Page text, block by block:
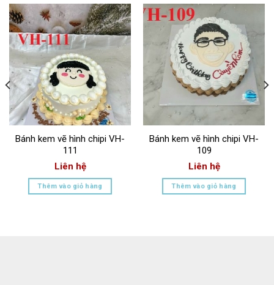
Bánh kem vẽ hình chipi VH-
111
Liên hệ
Thêm vào giỏ hàng
Bánh kem vẽ hình chipi VH-
109
Liên hệ
Thêm vào giỏ hàng